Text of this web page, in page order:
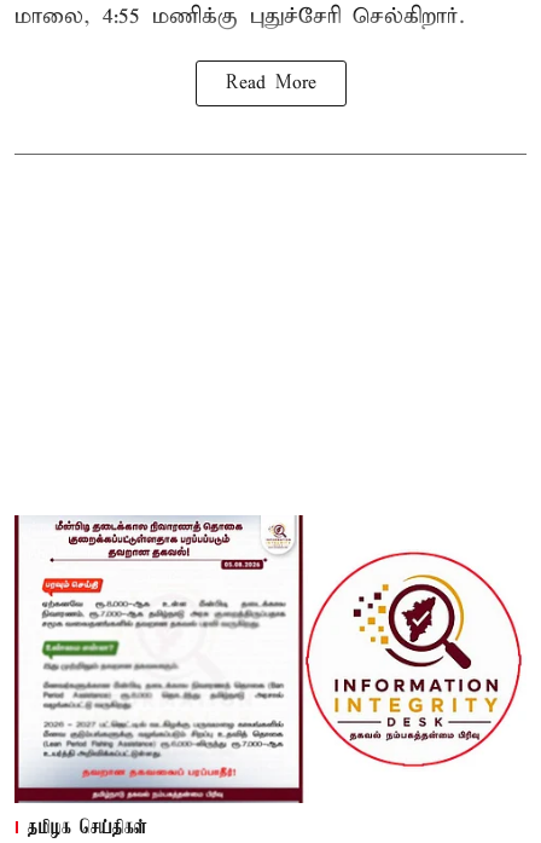
மாலை, 4:55 மணிக்கு புதுச்சேரி செல்கிறார்.
Read More
தமிழக செய்திகள்